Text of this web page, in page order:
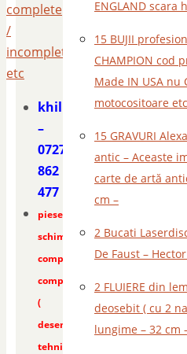
complete
/
incomplete
etc
khilipir
–
0727
862
477
piese
schimb
compas
compasuri
(
desen
tehnic
ENGLAND scara
15 BUJII
CHAMPION cod
Made IN USA nu
motocositoare etc
15 GRAVURI
antic – Aceaste
carte de artă
cm –
2 Bucati
De Faust –
2 FLUIERE din
deosebit ( cu 2
lungime – 32 cm